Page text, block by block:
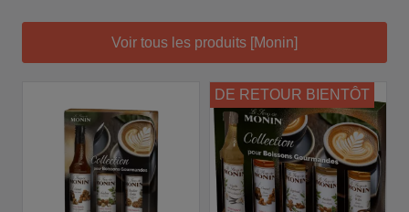
Voir tous les produits [Monin]
DE RETOUR BIENTÔT